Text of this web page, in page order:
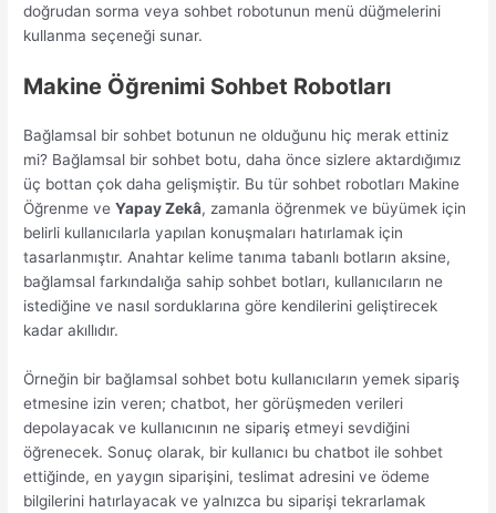
doğrudan sorma veya sohbet robotunun menü düğmelerini
kullanma seçeneği sunar.
Makine Öğrenimi Sohbet Robotları
Bağlamsal bir sohbet botunun ne olduğunu hiç merak ettiniz
mi? Bağlamsal bir sohbet botu, daha önce sizlere aktardığımız
üç bottan çok daha gelişmiştir. Bu tür sohbet robotları Makine
Öğrenme veYapay Zekâ, zamanla öğrenmek ve büyümek için
belirli kullanıcılarla yapılan konuşmaları hatırlamak için
tasarlanmıştır. Anahtar kelime tanıma tabanlı botların aksine,
bağlamsal farkındalığa sahip sohbet botları, kullanıcıların ne
istediğine ve nasıl sorduklarına göre kendilerini geliştirecek
kadar akıllıdır.
Örneğin bir bağlamsal sohbet botu kullanıcıların yemek sipariş
etmesine izin veren; chatbot, her görüşmeden verileri
depolayacak ve kullanıcının ne sipariş etmeyi sevdiğini
öğrenecek. Sonuç olarak, bir kullanıcı bu chatbot ile sohbet
ettiğinde, en yaygın siparişini, teslimat adresini ve ödeme
bilgilerini hatırlayacak ve yalnızca bu siparişi tekrarlamak